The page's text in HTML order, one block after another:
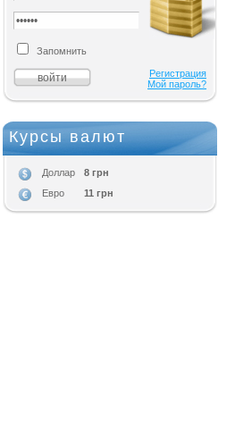
Запомнить
Регистрация
Мой пароль?
Курсы валют
Доллар
8 грн
Евро
11 грн